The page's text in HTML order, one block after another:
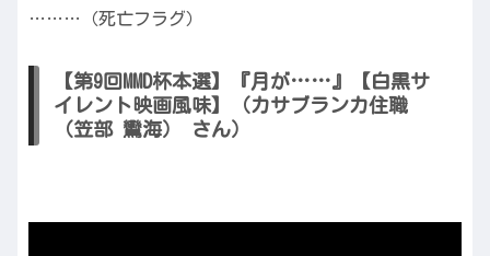
………（死亡フラグ）
【第9回MMD杯本選】『月が……』【白黒サ
イレント映画風味】（カサブランカ住職
（笠部 鸞海） さん）